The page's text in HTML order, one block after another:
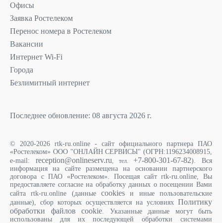
Офисы
Заявка Ростелеком
Перенос номера в Ростелеком
Вакансии
Интернет Wi-Fi
Города
Безлимитный интернет
Последнее обновление: 08 августа 2026 г.
© 2020-2026 rtk-ru.online - сайт официального партнера ПАО
«Ростелеком» ООО "ОНЛАЙН СЕРВИСЫ" (ОГРН:1196234008915,
e-mail: reception@onlineserv.ru , тел.+7-800-301-67-82). Вся
информация на сайте размещена на основании партнерского
договора с ПАО «Ростелеком». Посещая сайт rtk-ru.online, Вы
предоставляете согласие на обработку данных о посещении Вами
сайта rtk-ru.online (данные cookies и иные пользовательские
данные), сбор которых осуществляется на условиях Политику
обработки файлов cookie . Указанные данные могут быть
использованы для их последующей обработки системами